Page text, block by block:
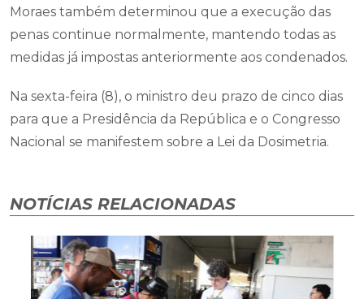
Moraes também determinou que a execução das
penas continue normalmente, mantendo todas as
medidas já impostas anteriormente aos condenados.
Na sexta-feira (8), o ministro deu prazo de cinco dias
para que a Presidência da República e o Congresso
Nacional se manifestem sobre a Lei da Dosimetria.
NOTÍCIAS RELACIONADAS